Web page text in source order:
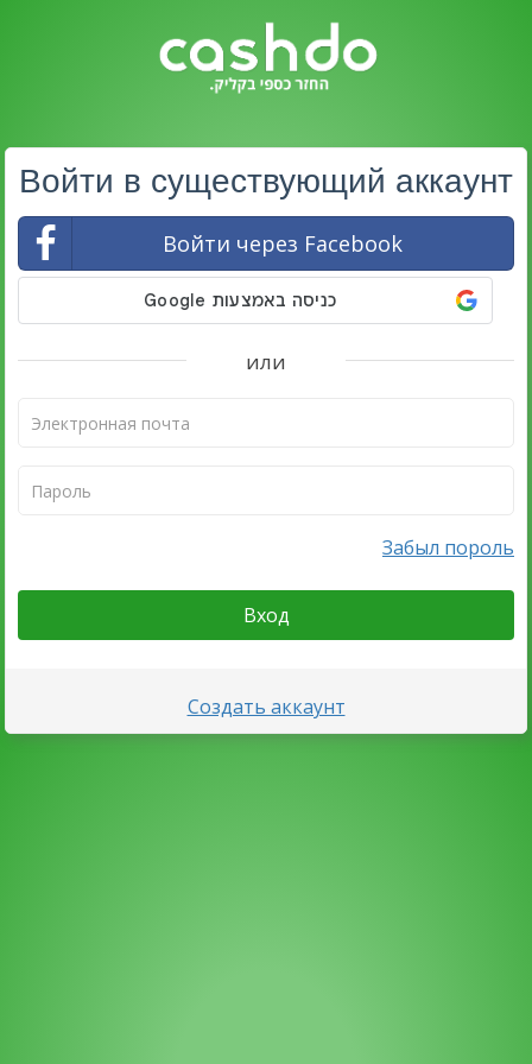
Войти в существующий аккаунт
Войти через Facebook
или
Забыл пороль
Вход
Создать аккаунт